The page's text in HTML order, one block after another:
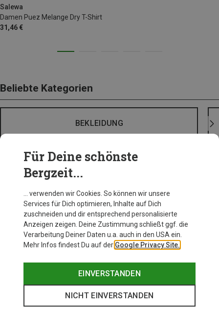
Salewa
Damen Puez Melange Dry T-Shirt
31,46 €
Beliebte Kategorien
BEKLEIDUNG
Für Deine schönste
Bergzeit...
… verwenden wir Cookies. So können wir unsere
Services für Dich optimieren, Inhalte auf Dich
zuschneiden und dir entsprechend personalisierte
Anzeigen zeigen. Deine Zustimmung schließt ggf. die
Verarbeitung Deiner Daten u.a. auch in den USA ein.
Mehr Infos findest Du auf der Google Privacy Site.
EINVERSTANDEN
NICHT EINVERSTANDEN